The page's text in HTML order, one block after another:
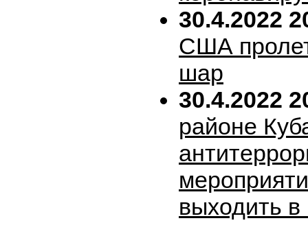
30.4.2022
США
шар
30.4.2022
районе
выходить